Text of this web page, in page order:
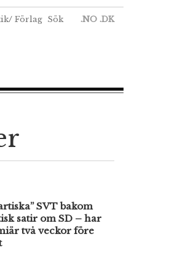
/ Förlag Sök .NO .DK
SVT bakom
satir om SD – har
två veckor före